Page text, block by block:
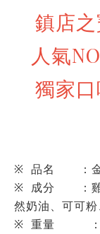
鎮店
人氣
獨家
※ 品名 ：金莎
※ 成分 ：雞蛋
然奶油、可可
※ 重量 ：